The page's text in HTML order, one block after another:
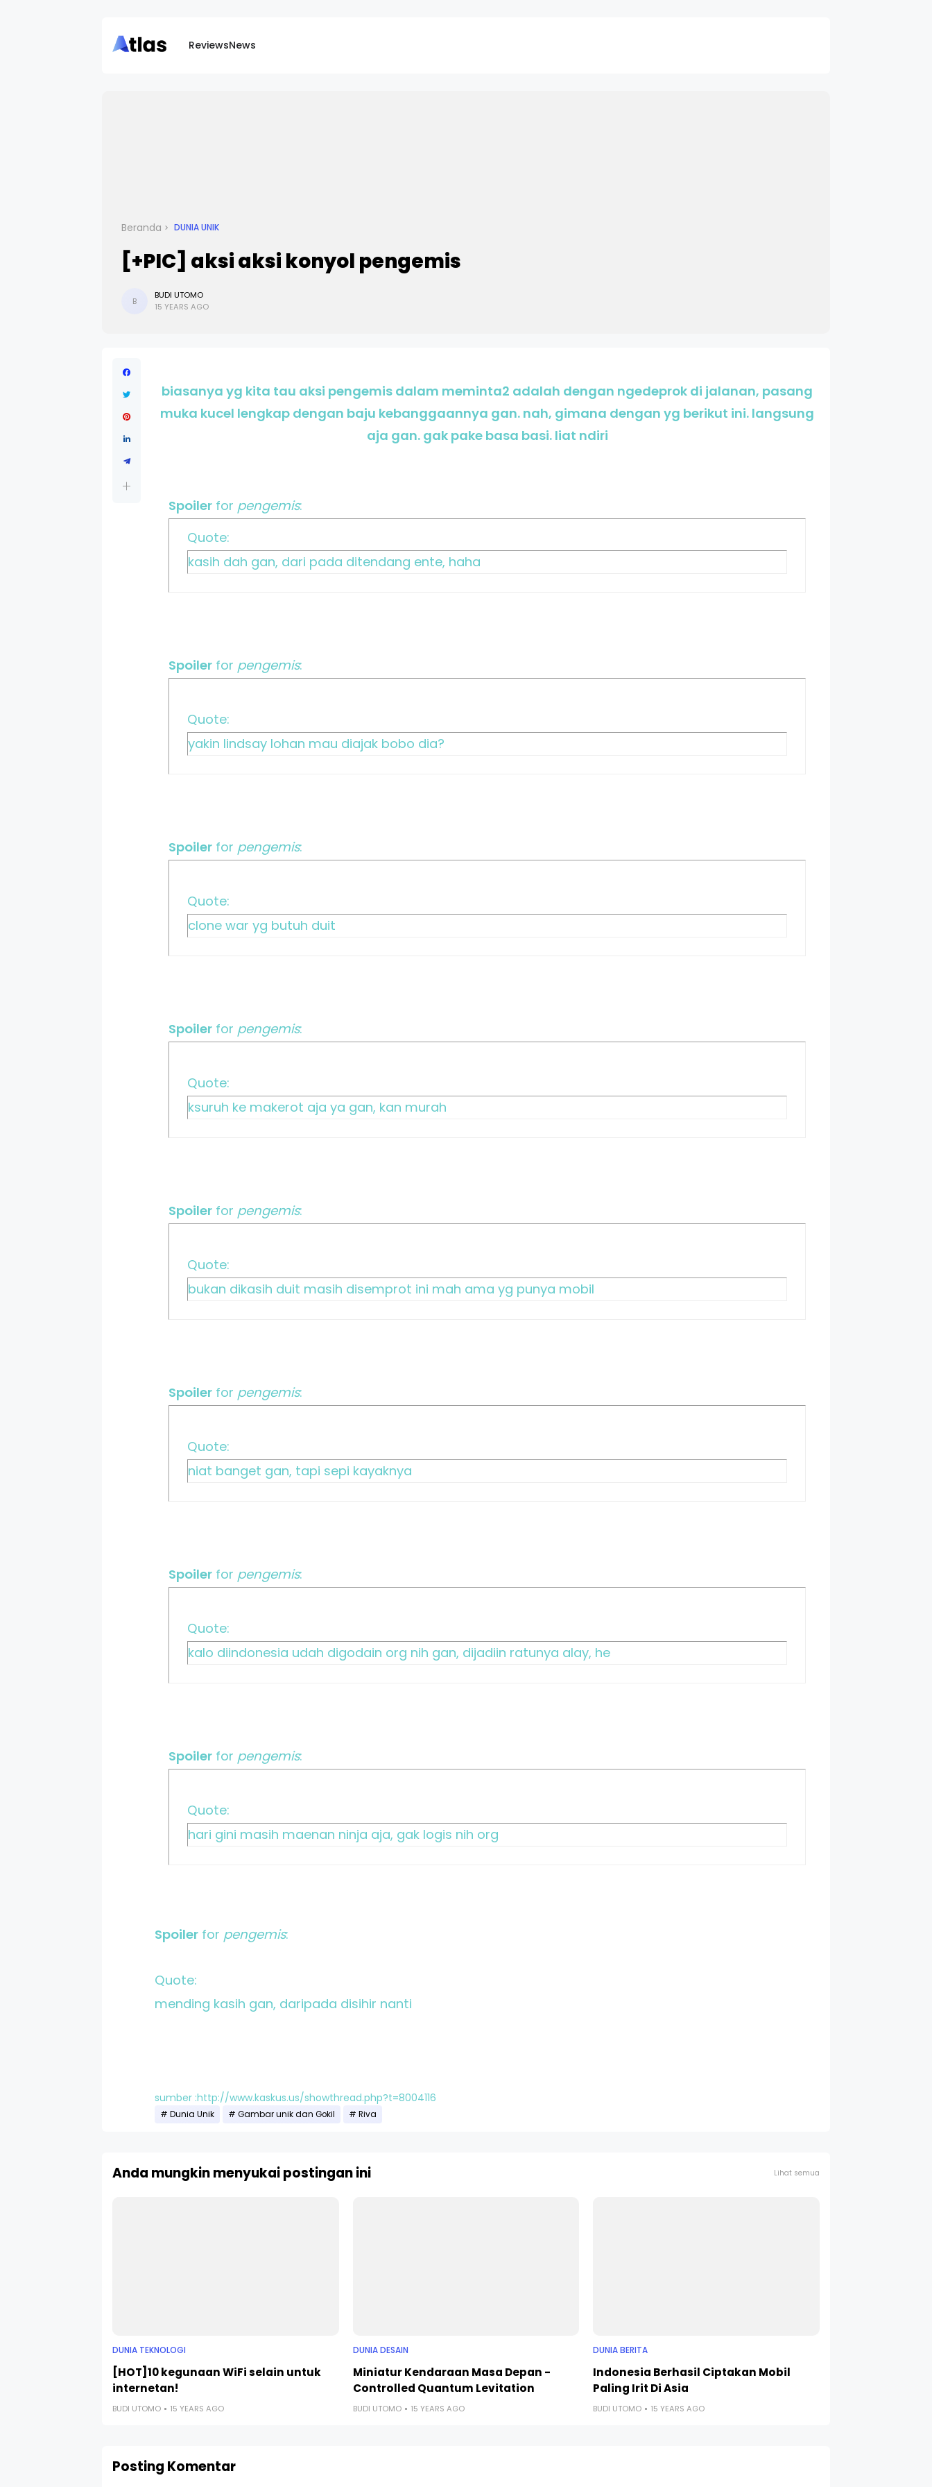
ReviewsNews
Beranda DUNIA UNIK
[+PIC] aksi aksi konyol pengemis
B
BUDI UTOMO
15 YEARS AGO
biasanya yg kita tau aksi pengemis dalam meminta2 adalah dengan ngedeprok di jalanan, pasang
muka kucel lengkap dengan baju kebanggaannya gan. nah, gimana dengan yg berikut ini. langsung
aja gan. gak pake basa basi. liat ndiri
Spoiler for pengemis:
Quote:
kasih dah gan, dari pada ditendang ente, haha
Spoiler for pengemis:
Quote:
yakin lindsay lohan mau diajak bobo dia?
Spoiler for pengemis:
Quote:
clone war yg butuh duit
Spoiler for pengemis:
Quote:
ksuruh ke makerot aja ya gan, kan murah
Spoiler for pengemis:
Quote:
bukan dikasih duit masih disemprot ini mah ama yg punya mobil
Spoiler for pengemis:
Quote:
niat banget gan, tapi sepi kayaknya
Spoiler for pengemis:
Quote:
kalo diindonesia udah digodain org nih gan, dijadiin ratunya alay, he
Spoiler for pengemis:
Quote:
hari gini masih maenan ninja aja, gak logis nih org
Spoiler for pengemis:
Quote:
mending kasih gan, daripada disihir nanti
sumber :http://www.kaskus.us/showthread.php?t=8004116
Dunia Unik Gambar unik dan Gokil Riva
Anda mungkin menyukai postingan ini Lihat semua
DUNIA TEKNOLOGI
[HOT]10 kegunaan WiFi selain untuk
internetan!
BUDI UTOMO 15 YEARS AGO
DUNIA DESAIN
Miniatur Kendaraan Masa Depan -
Controlled Quantum Levitation
BUDI UTOMO 15 YEARS AGO
DUNIA BERITA
Indonesia Berhasil Ciptakan Mobil
Paling Irit Di Asia
BUDI UTOMO 15 YEARS AGO
Posting Komentar